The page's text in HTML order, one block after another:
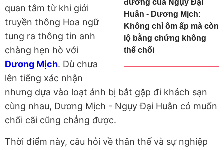
đương của Ngụy Đại
Huân - Dương Mịch:
Không chỉ ôm ấp mà còn
lộ bằng chứng không
thể chối
quan tâm từ khi giới
truyền thông Hoa ngữ
tung ra thông tin anh
chàng hẹn hò với
Dương Mịch. Dù chưa
lên tiếng xác nhận
nhưng dựa vào loạt ảnh bị bắt gặp đi khách sạn
cùng nhau, Dương Mịch - Ngụy Đại Huân có muốn
chối cãi cũng chẳng được.
Thời điểm này, câu hỏi về thân thế và sự nghiệp